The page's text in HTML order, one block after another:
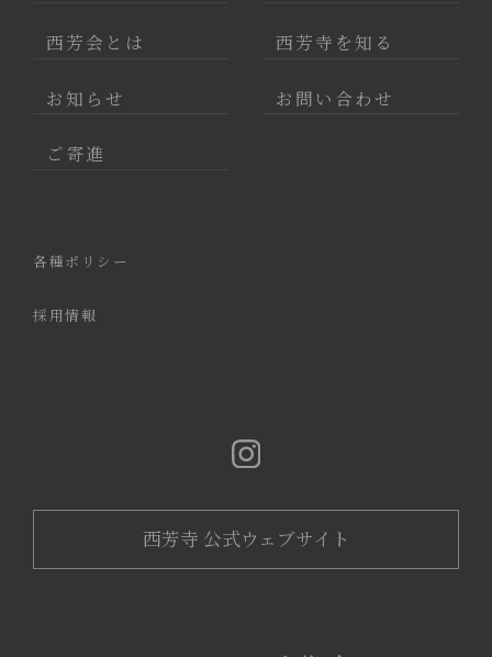
西芳会とは 西芳寺を知る
お知らせ お問い合わせ
ご寄進
各種ポリシー
採用情報
西芳寺 公式ウェブサイト